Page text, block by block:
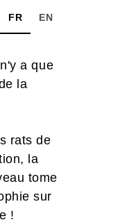
FR EN
a que
la
rats de
la
tome
sur
!